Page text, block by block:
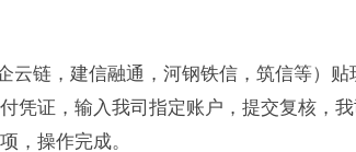
云链，建信融通，河钢铁信，筑信等）
凭证，输入我司指定账户，提交复核，
，操作完成。